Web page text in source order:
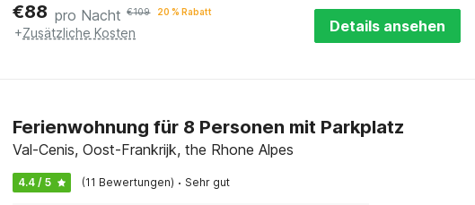
€88 pro Nacht €109 20 % Rabatt
+Zusätzliche Kosten Details ansehen
Ferienwohnung für 8 Personen mit Parkplatz
Val-Cenis, Oost-Frankrijk, the Rhone Alpes
4.4 / 5 (11 Bewertungen) · Sehr gut